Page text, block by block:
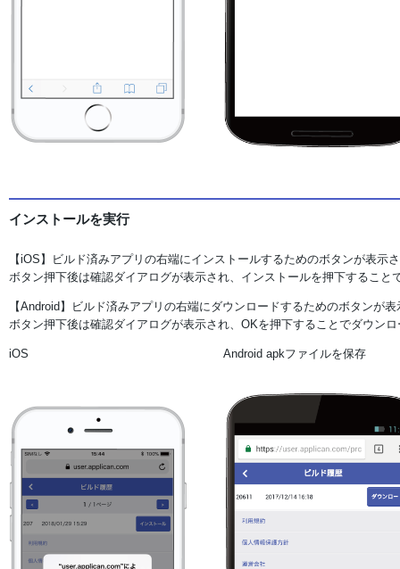
インストールを実行
【iOS】ビルド済みアプリの右端にインストールするためのボタンが表示
ボタン押下後は確認ダイアログが表示され、インストールを押下すること
【Android】ビルド済みアプリの右端にダウンロードするためのボタンが
ボタン押下後は確認ダイアログが表示され、OKを押下することでダウン
iOS Android apkファイルを保存